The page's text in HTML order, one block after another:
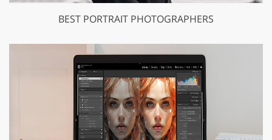
BEST PORTRAIT PHOTOGRAPHERS